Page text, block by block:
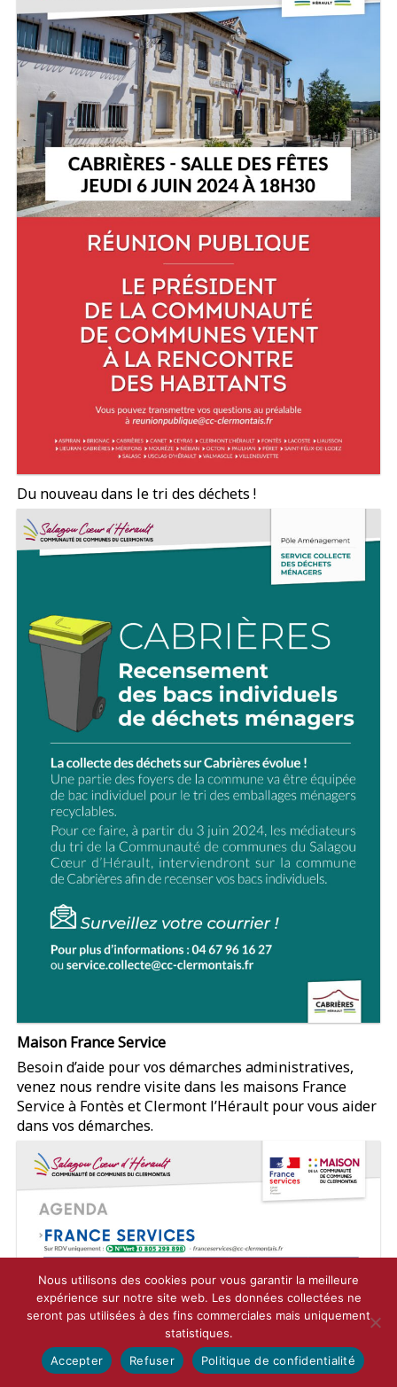
Du nouveau dans le tri des déchets !
Maison France Service
Besoin d’aide pour vos démarches administratives,
venez nous rendre visite dans les maisons France
Service à Fontès et Clermont l’Hérault pour vous aider
dans vos démarches.
Nous utilisons des cookies pour vous garantir la meilleure
expérience sur notre site web. Les données collectées ne
seront pas utilisées à des fins commerciales mais uniquement
statistiques.
Accepter
Refuser Politique de confidentialité